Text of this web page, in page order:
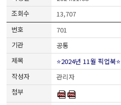
13,707
701
공통
⭐2024년 11월 픽업북⭐
관리자